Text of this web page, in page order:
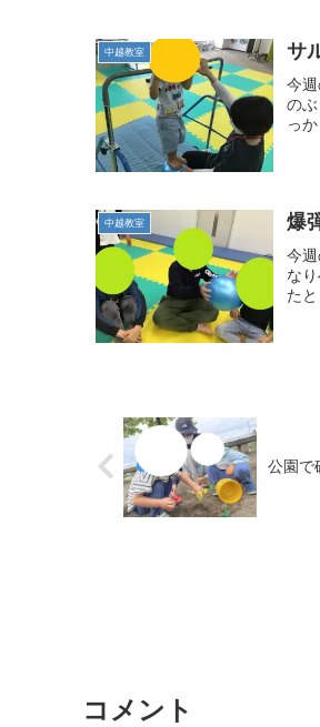
中越教室 サ
今
の
っ
中越教室 爆
今
な
た
公園で
コメント